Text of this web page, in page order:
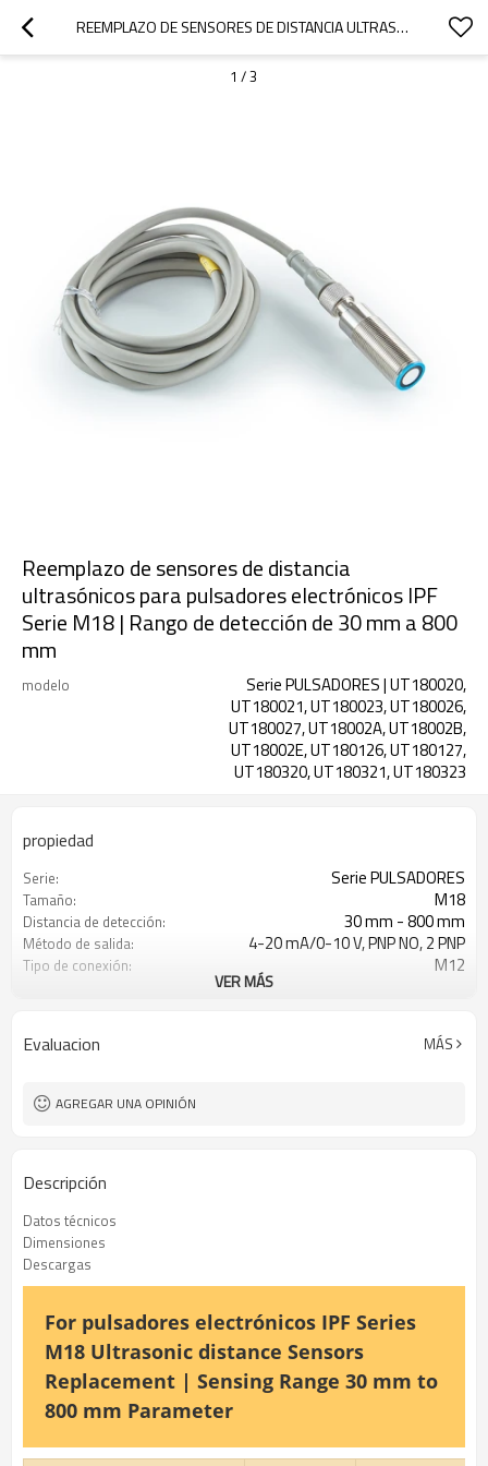
REEMPLAZO DE SENSORES DE DISTANCIA ULTRASÓNICOS PARA PULSADORES ELECTRÓNICOS IPF SERIE M18 | RANGO DE DETECCIÓN DE 30 MM A 800 MM
1 /3
Reemplazo de sensores de distancia
ultrasónicos para pulsadores electrónicos IPF
Serie M18 | Rango de detección de 30 mm a 800
mm
modelo
Serie PULSADORES | UT180020,
UT180021, UT180023, UT180026,
UT180027, UT18002A, UT18002B,
UT18002E, UT180126, UT180127,
UT180320, UT180321, UT180323
propiedad
Serie: Serie PULSADORES
Tamaño: M18
Distancia de detección: 30 mm - 800 mm
Método de salida: 4-20 mA/0-10 V, PNP NO, 2 PNP
Tipo de conexión: M12
VER MÁS
Evaluacion MÁS
AGREGAR UNA OPINIÓN
Descripción
Datos técnicos
Dimensiones
Descargas
For pulsadores electrónicos IPF Series
M18 Ultrasonic distance Sensors
Replacement | Sensing Range 30 mm to
800 mm Parameter